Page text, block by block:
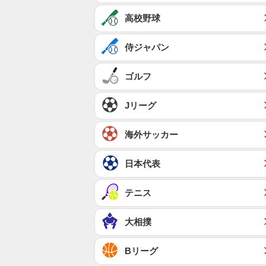
高校野球
侍ジャパン
ゴルフ
Jリーグ
海外サッカー
日本代表
テニス
大相撲
Bリーグ